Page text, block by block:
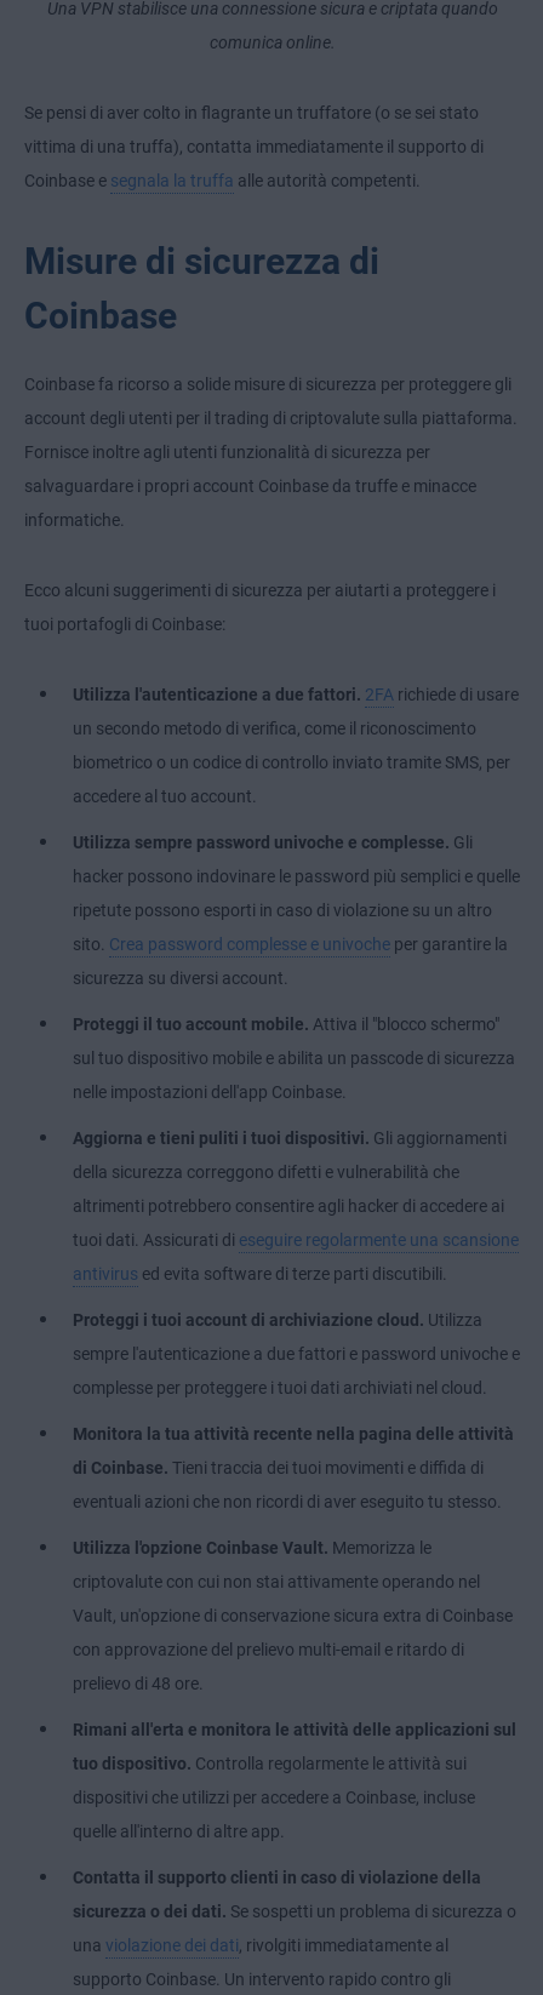
Una VPN stabilisce una connessione sicura e criptata quando
comunica online.
Se pensi di aver colto in flagrante un truffatore (o se sei stato
vittima di una truffa), contatta immediatamente il supporto di
Coinbase e segnala la truffa alle autorità competenti.
Misure di sicurezza di
Coinbase
Coinbase fa ricorso a solide misure di sicurezza per proteggere gli
account degli utenti per il trading di criptovalute sulla piattaforma.
Fornisce inoltre agli utenti funzionalità di sicurezza per
salvaguardare i propri account Coinbase da truffe e minacce
informatiche.
Ecco alcuni suggerimenti di sicurezza per aiutarti a proteggere i
tuoi portafogli di Coinbase:
Utilizza l'autenticazione a due fattori. 2FA richiede di usare
un secondo metodo di verifica, come il riconoscimento
biometrico o un codice di controllo inviato tramite SMS, per
accedere al tuo account.
Utilizza sempre password univoche e complesse. Gli
hacker possono indovinare le password più semplici e quelle
ripetute possono esporti in caso di violazione su un altro
sito. Crea password complesse e univoche per garantire la
sicurezza su diversi account.
Proteggi il tuo account mobile. Attiva il "blocco schermo"
sul tuo dispositivo mobile e abilita un passcode di sicurezza
nelle impostazioni dell'app Coinbase.
Aggiorna e tieni puliti i tuoi dispositivi. Gli aggiornamenti
della sicurezza correggono difetti e vulnerabilità che
altrimenti potrebbero consentire agli hacker di accedere ai
tuoi dati. Assicurati di eseguire regolarmente una scansione
antivirus ed evita software di terze parti discutibili.
Proteggi i tuoi account di archiviazione cloud. Utilizza
sempre l'autenticazione a due fattori e password univoche e
complesse per proteggere i tuoi dati archiviati nel cloud .
Monitora la tua attività recente nella pagina delle attività
di Coinbase. Tieni traccia dei tuoi movimenti e diffida di
eventuali azioni che non ricordi di aver eseguito tu stesso.
Utilizza l'opzione Coinbase Vault. Memorizza le
criptovalute con cui non stai attivamente operando nel
Vault, un'opzione di conservazione sicura extra di Coinbase
con approvazione del prelievo multi-email e ritardo di
prelievo di 48 ore.
Rimani all'erta e monitora le attività delle applicazioni sul
tuo dispositivo. Controlla regolarmente le attività sui
dispositivi che utilizzi per accedere a Coinbase, incluse
quelle all'interno di altre app.
Contatta il supporto clienti in caso di violazione della
sicurezza o dei dati. Se sospetti un problema di sicurezza o
una violazione dei dati, rivolgiti immediatamente al
supporto Coinbase. Un intervento rapido contro gli